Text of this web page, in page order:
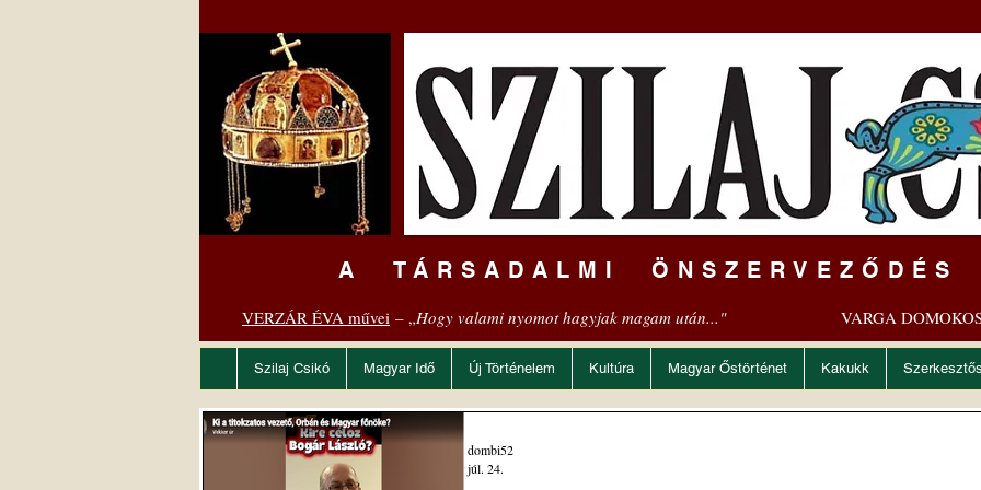
A TÁRSADALMI ÖNSZERVEZŐDÉS
VERZÁR ÉVA művei – „Hogy valami nyomot hagyjak magam után..." VARGA
Szilaj Csikó Magyar Idő Új Történelem Kultúra Magyar Őstörténet Kakukk
dombi52
júl. 24.